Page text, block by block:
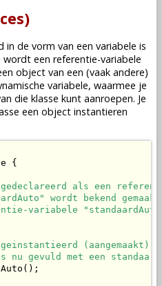
in de vorm van een variabele is
wordt een referentie-variabele
object van een (vaak andere)
variabele, waarmee je
die klasse kunt aanroepen. Je
een object instantieren
{
als een
wordt bekend
variabele
(aangemaakt).
nu gevuld met een
Auto();